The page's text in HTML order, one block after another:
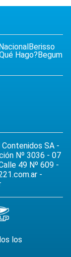
Berisso
Hago? Begum
SA -
Nº 3036 - 07
49 Nº 609 -
-
los